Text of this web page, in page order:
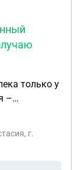
только у
–
Я
г.